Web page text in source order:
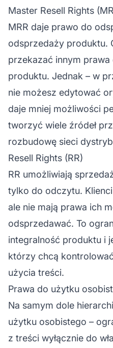
Master Resell Rights
MRR daje prawo do
odsprzedaży produktu.
przekazać innym
produktu. Jednak – w
nie możesz edytować
daje mniej możliwości
tworzyć wiele źródeł
rozbudowę sieci
Resell Rights (RR)
RR umożliwiają
tylko do odczytu.
ale nie mają prawa ich
odsprzedawać. To
integralność produktu i
którzy chcą
użycia treści.
Prawa do użytku
Na samym dole
użytku osobistego –
z treści wyłącznie do